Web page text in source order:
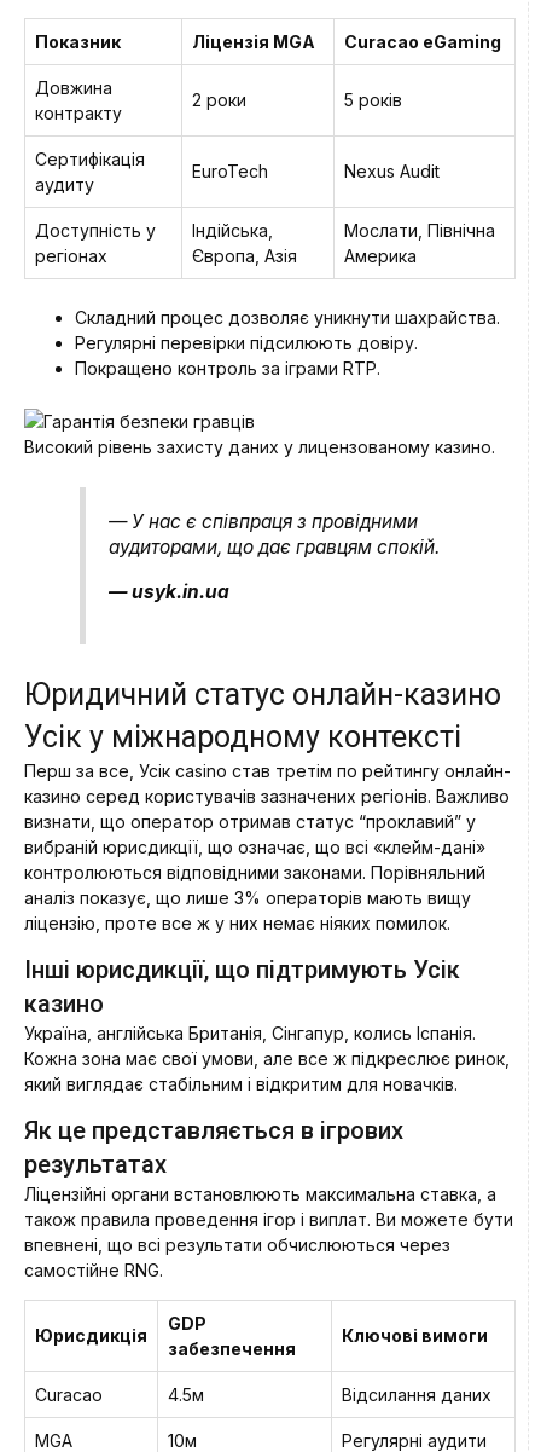
Показник Ліцензія MGA Curacao eGaming
Довжина
контракту
2 роки 5 років
Сертифікація
аудиту
EuroTech Nexus Audit
Доступність у
регіонах
Індійська,
Європа, Азія
Мослати, Північна
Америка
Складний процес дозволяє уникнути шахрайства.
Регулярні перевірки підсилюють довіру.
Покращено контроль за іграми RTP.
Високий рівень захисту даних у лицензованому казино.
— У нас є співпраця з провідними
аудиторами, що дає гравцям спокій.
— usyk.in.ua
Юридичний статус онлайн-казино
Усік у міжнародному контексті
Перш за все, Усік casino став третім по рейтингу онлайн-
казино серед користувачів зазначених регіонів. Важливо
визнати, що оператор отримав статус “проклавий” у
вибраній юрисдикції, що означає, що всі «клейм-дані»
контролюються відповідними законами. Порівняльний
аналіз показує, що лише 3% операторів мають вищу
ліцензію, проте все ж у них немає ніяких помилок.
Інші юрисдикції, що підтримують Усік
казино
Україна, англійська Британія, Сінгапур, колись Іспанія.
Кожна зона має свої умови, але все ж підкреслює ринок,
який виглядає стабільним і відкритим для новачків.
Як це представляється в ігрових
результатах
Ліцензійні органи встановлюють максимальна ставка, а
також правила проведення ігор і виплат. Ви можете бути
впевнені, що всі результати обчислюються через
самостійне RNG.
Юрисдикція
GDP
забезпечення
Ключові вимоги
Curacao 4.5м Відсилання даних
MGA 10м Регулярні аудити